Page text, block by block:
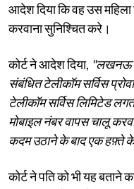
आदेश दिया कि वह उस महिला
करवाना सुनिश्चित करे।
कोर्ट ने आदेश दिया, "लखनऊ
संबंधित टेलीकॉम सर्विस
टेलीकॉम सर्विस लिमिटेड
मोबाइल नंबर वापस चालू
कदम उठाने के बाद एक हफ़्ते
कोर्ट ने पति को भी यह बताने